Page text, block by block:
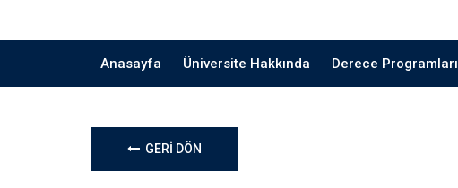
Anasayfa Üniversite Hakkında Derece Programları
GERİ DÖN